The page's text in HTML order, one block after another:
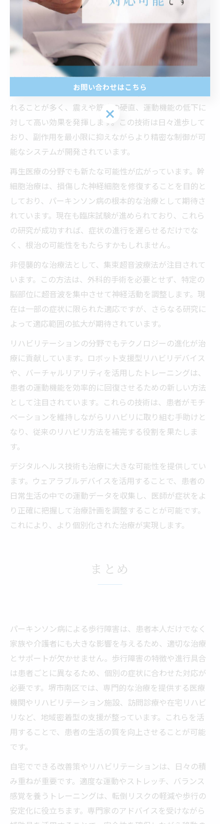
り、患者の症状をより安定的に管理することが可能とな
り、副作用の軽減も期待されています。
外科的治療として、脳深部刺激療法が広く行われるよう
になりました。この方法は、脳の特定部位に電極を埋め
込み、異常な神経活動を抑制することで症状を改善しま
す。この治療は薬物療法の効果が不十分な患者に適応さ
れることが多く、震えや筋肉の硬直、運動機能の低下に
対して高い効果を発揮します。この技術は日々進歩して
おり、副作用を最小限に抑えながらより精密な制御が可
能なシステムが開発されています。
再生医療の分野でも新たな可能性が広がっています。幹
細胞治療は、損傷した神経細胞を修復することを目的と
しており、パーキンソン病の根本的な治療として期待さ
れています。現在も臨床試験が進められており、これら
の研究が成功すれば、症状の進行を遅らせるだけでな
く、根治の可能性をもたらすかもしれません。
非侵襲的な治療法として、集束超音波療法が注目されて
います。この方法は、外科的手術を必要とせず、特定の
脳部位に超音波を集中させて神経活動を調整します。現
在は一部の症状に限られた適応ですが、さらなる研究に
よって適応範囲の拡大が期待されています。
リハビリテーションの分野でもテクノロジーの進化が治
療に貢献しています。ロボット支援型リハビリデバイス
や、バーチャルリアリティを活用したトレーニングは、
患者の運動機能を効率的に回復させるための新しい方法
として注目されています。これらの技術は、患者がモチ
ベーションを維持しながらリハビリに取り組む手助けと
なり、従来のリハビリ方法を補完する役割を果たしま
す。
デジタルヘルス技術も治療に大きな可能性を提供してい
ます。ウェアラブルデバイスを活用することで、患者の
日常生活の中での運動データを収集し、医師が症状をよ
り正確に把握して治療計画を調整することが可能です。
これにより、より個別化された治療が実現します。
まとめ
パーキンソン病による歩行障害は、患者本人だけでなく
家族や介護者にも大きな影響を与えるため、適切な治療
とサポートが欠かせません。歩行障害の特徴や進行具合
は患者ごとに異なるため、個別の症状に合わせた対応が
必要です。堺市南区では、専門的な治療を提供する医療
機関やリハビリテーション施設、訪問診療や在宅リハビ
リなど、地域密着型の支援が整っています。これらを活
用することで、患者の生活の質を向上させることが可能
です。
自宅でできる改善策やリハビリテーションは、日々の積
み重ねが重要です。適度な運動やストレッチ、バランス
感覚を養うトレーニングは、転倒リスクの軽減や歩行の
安定化に役立ちます。専門家のアドバイスを受けながら
お問い合わせはこちら
お問い合わせはこちら